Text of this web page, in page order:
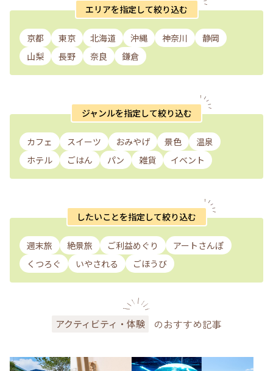
エリアを指定して絞り込む
京都 東京 北海道 沖縄 神奈川
静岡
山梨
長野 奈良 鎌倉
ジャンルを指定して絞り込む
カフェ スイーツ おみやげ 景色
温泉
ホテル
ごはん パン 雑貨 イベント
したいことを指定して絞り込む
週末旅 絶景旅 ご利益めぐり
アートさんぽ
くつろぐ
いやされる ごほうび
アクティビティ・体験 のおすすめ記事